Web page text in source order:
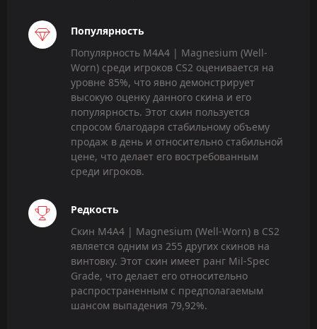
Популярность
Популярность M4A4 | Magnesium (Well-
Worn) среди игроков CS2 оценивается на
уровне 85%, что явно демонстрирует
высокую оценку данного скина и его
популярность. Этот скин пользуется
спросом благодаря стабильному объему
продаж в день и относительно стабильной
цене, что делает его востребованным
среди игроков.
Редкость
Скин M4A4 | Magnesium (Well-Worn) в CS2
является одним из 255 других скинов на
винтовку. Этот скин имеет ранг Mil-Spec
Grade, что делает его относительно
распространенным с предполагаемым
шансом выпадения 79,92%.